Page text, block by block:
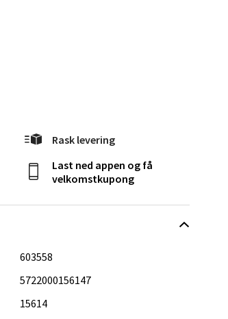
Rask levering
Last ned appen og få
velkomstkupong
603558
5722000156147
15614